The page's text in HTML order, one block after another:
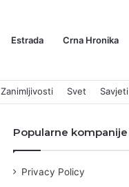
Estrada Crna Hronika
Zanimljivosti Svet Savjeti
Popularne kompanije
Privacy Policy